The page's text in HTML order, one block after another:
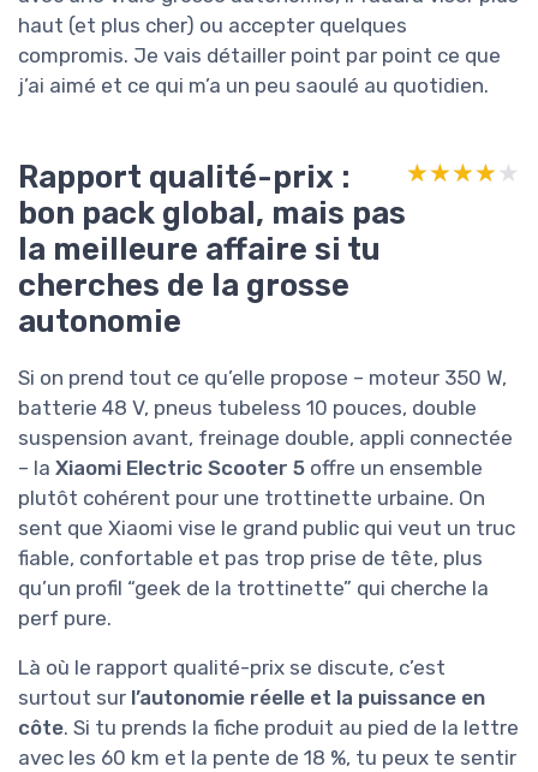
haut (et plus cher) ou accepter quelques
compromis. Je vais détailler point par point ce que
j’ai aimé et ce qui m’a un peu saoulé au quotidien.
Rapport qualité-prix :
bon pack global, mais pas
la meilleure affaire si tu
cherches de la grosse
autonomie
★★★★★
★★★★★
Si on prend tout ce qu’elle propose – moteur 350 W,
batterie 48 V, pneus tubeless 10 pouces, double
suspension avant, freinage double, appli connectée
– la Xiaomi Electric Scooter 5 offre un ensemble
plutôt cohérent pour une trottinette urbaine. On
sent que Xiaomi vise le grand public qui veut un truc
fiable, confortable et pas trop prise de tête, plus
qu’un profil “geek de la trottinette” qui cherche la
perf pure.
Là où le rapport qualité-prix se discute, c’est
surtout sur l’autonomie réelle et la puissance en
côte. Si tu prends la fiche produit au pied de la lettre
avec les 60 km et la pente de 18 %, tu peux te sentir